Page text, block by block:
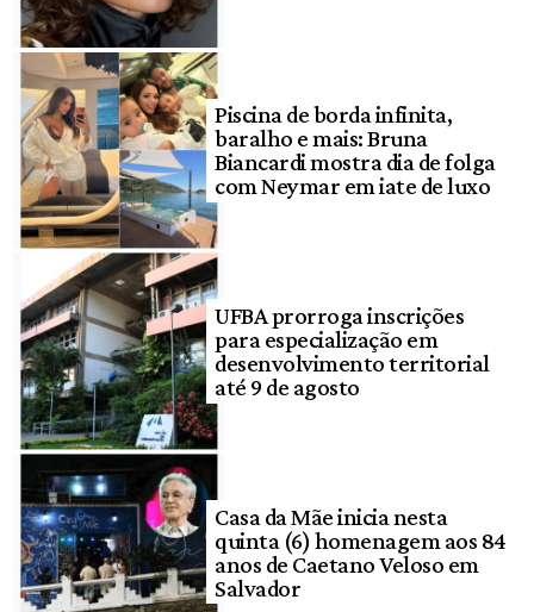
Piscina de borda infinita,
baralho e mais: Bruna
Biancardi mostra dia de folga
com Neymar em iate de luxo
UFBA prorroga inscrições
para especialização em
desenvolvimento territorial
até 9 de agosto
Casa da Mãe inicia nesta
quinta (6) homenagem aos 84
anos de Caetano Veloso em
Salvador